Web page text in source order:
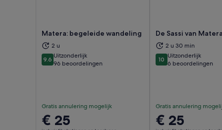
Matera: begeleide wandeling
2 u
9.69.6 van 10
Uitzonderlijk
96 beoordelingen
Gratis annulering mogelijk
De
prijs
€ 25
Opent een nieuwe tab
De Sassi van
2 u 30 min
1010 van 10
Uitzonderlijk
6 beoordelingen
Gratis annulering
De
prijs
€ 25